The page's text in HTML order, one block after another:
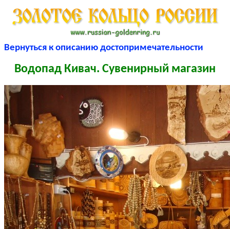
Вернуться к описанию достопримечательности
Водопад Кивач. Сувенирный магазин